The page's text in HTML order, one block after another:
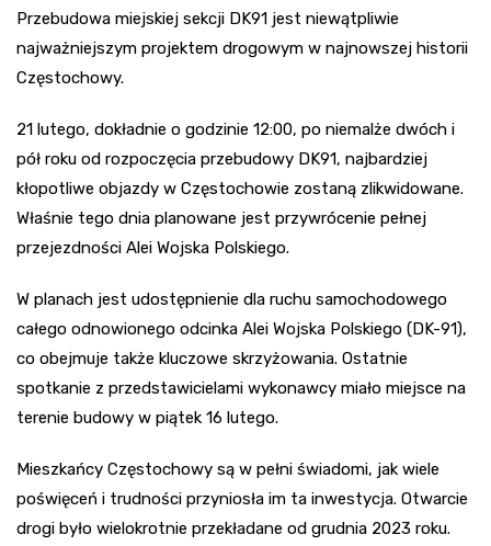
Przebudowa miejskiej sekcji DK91 jest niewątpliwie
najważniejszym projektem drogowym w najnowszej historii
Częstochowy.
21 lutego, dokładnie o godzinie 12:00, po niemalże dwóch i
pół roku od rozpoczęcia przebudowy DK91, najbardziej
kłopotliwe objazdy w Częstochowie zostaną zlikwidowane.
Właśnie tego dnia planowane jest przywrócenie pełnej
przejezdności Alei Wojska Polskiego.
W planach jest udostępnienie dla ruchu samochodowego
całego odnowionego odcinka Alei Wojska Polskiego (DK-91),
co obejmuje także kluczowe skrzyżowania. Ostatnie
spotkanie z przedstawicielami wykonawcy miało miejsce na
terenie budowy w piątek 16 lutego.
Mieszkańcy Częstochowy są w pełni świadomi, jak wiele
poświęceń i trudności przyniosła im ta inwestycja. Otwarcie
drogi było wielokrotnie przekładane od grudnia 2023 roku.